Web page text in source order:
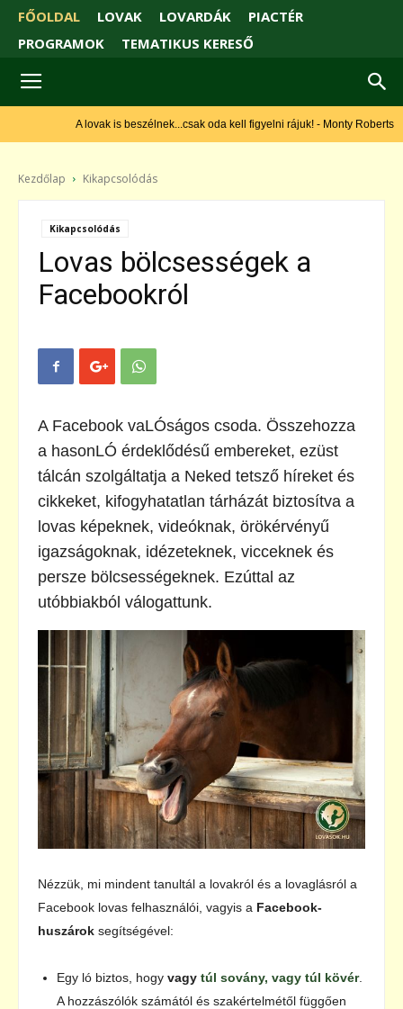
FŐOLDAL LOVAK LOVARDÁK
PIACTÉR
PROGRAMOK
TEMATIKUS KERESŐ
A lovak is beszélnek...csak oda kell figyelni rájuk! - Monty Roberts
Kezdőlap Kikapcsolódás
Kikapcsolódás
Lovas bölcsességek a
Facebookról
A Facebook vaLÓságos csoda. Összehozza
a hasonLÓ érdeklődésű embereket, ezüst
tálcán szolgáltatja a Neked tetsző híreket és
cikkeket, kifogyhatatlan tárházát biztosítva a
lovas képeknek, videóknak, örökérvényű
igazságoknak, idézeteknek, vicceknek és
persze bölcsességeknek. Ezúttal az
utóbbiakból válogattunk.
Nézzük, mi mindent tanultál a lovakról és a lovaglásról a
Facebook lovas felhasználói, vagyis a Facebook-
huszárok segítségével:
Egy ló biztos, hogy vagy túl sovány, vagy túl kövér.
A hozzászólók számától és szakértelmétől függően